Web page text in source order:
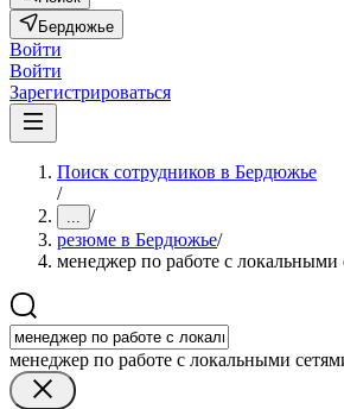
Бердюжье
Войти
Войти
Зарегистрироваться
Поиск сотрудников в Бердюжье
/
... /
резюме в Бердюжье/
менеджер по работе с локальными
менеджер по работе с локальными